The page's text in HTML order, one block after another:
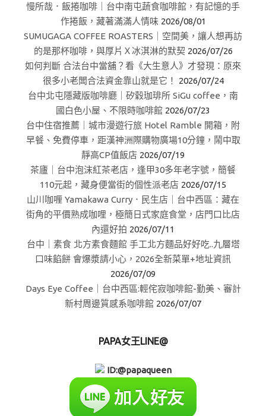
慢所哉．飯捲咖啡｜台中南屯蔬食咖啡館，有記憶的手
作捲飯，藏著滿滿人情味 2026/08/01
SUMUGAGA COFFEE ROASTERS｜空間美，讓人想再訪
的是那杯咖啡，與厚片Ｘ冰淇淋的默契 2026/07/26
如何判斷 合法台中當舖？看《大生意人》才發現：原來
很多小老闆合法資金靠山就是它！
2026/07/24
台中北屯隱藏版咖啡廳｜矽穀珈琲所 SiGu coffee，南
國白色小屋、不限時咖啡館 2026/07/23
台中住宿推薦｜城市漫遊行旅 Hotel Ramble 開箱，附
早餐、免費停車，距漢神洲際購物廣場10分鐘，鬧中取
靜高CP值飯店 2026/07/19
茶廬｜台中泡沫紅茶老店，逢甲30多年老字號，簡餐
110元起，藏身便當街的個性派老店 2026/07/15
山川咖喱 Yamakawa Curry．民生店｜台中西區：藏在
街角的平價熟成咖哩，極簡日式家庭食堂，店門口比店
內還好拍 2026/07/11
台中｜素食 北方素食麵館 手工北方麵品好好吃..九層塔
口味餡餅 會爆漿請小心，2026全新菜單+地址資訊
2026/07/09
Days Eye Coffee｜台中西區:輕侘寂咖啡館-勤美、審計
新村周邊質感系咖啡館 2026/07/07
PAPA女王LINE@
ID:@papaqueen